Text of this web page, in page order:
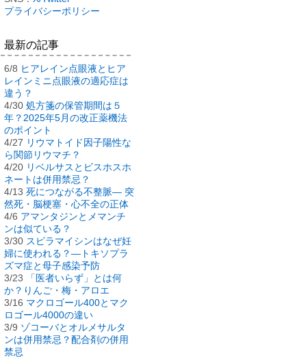
プライバシーポリシー
最新の記事
6/8 ヒアレイン点眼液とヒア
レインミニ点眼液の適応症は
違う？
4/30 処方箋の保管期間は５
年？2025年5月の改正薬機法
のポイント
4/27 リウマトイド因子陽性な
ら関節リウマチ？
4/20 リベルサスとビスホスホ
ネートは併用禁忌？
4/13 死につながる不整脈― 突
然死・脳梗塞・心不全の正体
4/6 アマンタジンとメマンチ
ンは似ている？
3/30 スピラマイシンはなぜ妊
婦に使われる？―トキソプラ
ズマ症と母子感染予防
3/23
「医者いらず」とは何
か？りんご・梅・アロエ
3/16 マクロゴール400とマク
ロゴール4000の違い
3/9 ゾコーバとオルメサルタ
ンは併用禁忌？配合剤の併用
禁忌